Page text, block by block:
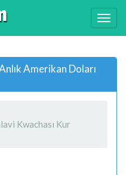
Amerikan Doları
Kwachası Kur